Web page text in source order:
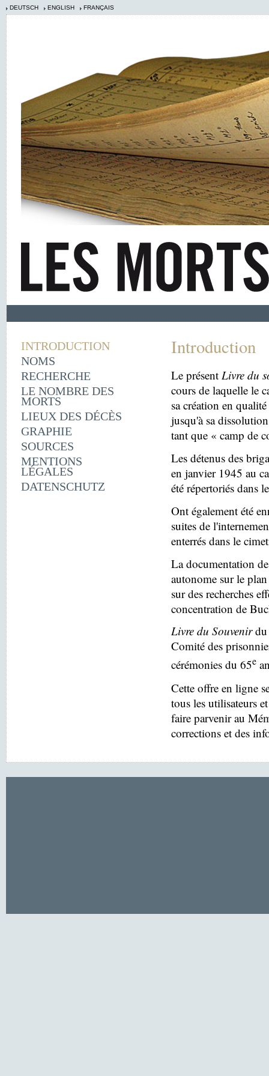
DEUTSCH ENGLISH FRANÇAIS
INTRODUCTION
NOMS
RECHERCHE
LE NOMBRE DES
MORTS
LIEUX DES DÉCÈS
GRAPHIE
SOURCES
MENTIONS
LÉGALES
DATENSCHUTZ
Introduction
Le présentLivre du
cours de laquelle le
sa création en
jusqu'à sa
tant que « camp de
Les détenus des
en janvier 1945 au
été répertoriés dans
Ont également été
suites de
enterrés dans le
La documentation
autonome sur le
sur des recherches
concentration de
Livre du Souvenirdu
Comité des
cérémonies du 65e
Cette offre en ligne
tous les utilisateurs
faire parvenir au
corrections et des